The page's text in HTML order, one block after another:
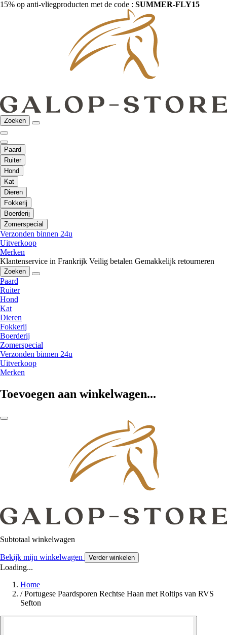
15% op anti-vliegproducten met de code : SUMMER-FLY15
Zoeken
Paard
Ruiter
Hond
Kat
Dieren
Fokkerij
Boerderij
Zomerspecial
Verzonden binnen 24u
Uitverkoop
Merken
Klantenservice in Frankrijk Veilig betalen Gemakkelijk retourneren
Zoeken
Paard
Ruiter
Hond
Kat
Dieren
Fokkerij
Boerderij
Zomerspecial
Verzonden binnen 24u
Uitverkoop
Merken
Toevoegen aan winkelwagen...
Subtotaal winkelwagen
Bekijk mijn winkelwagen Verder winkelen
Loading...
Home
/ Portugese Paardsporen Rechtse Haan met Roltips van RVS
Sefton